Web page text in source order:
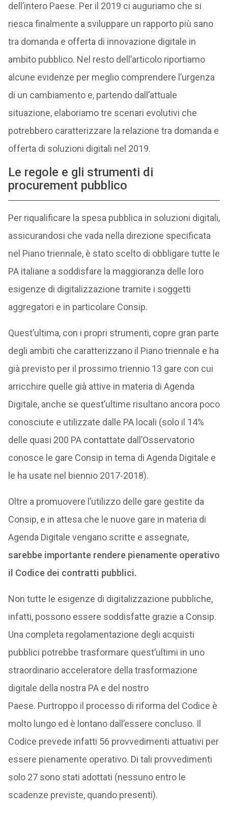
dell’intero Paese. Per il 2019 ci auguriamo che si
riesca finalmente a sviluppare un rapporto più sano
tra domanda e offerta di innovazione digitale in
ambito pubblico. Nel resto dell’articolo riportiamo
alcune evidenze per meglio comprendere l’urgenza
di un cambiamento e, partendo dall’attuale
situazione, elaboriamo tre scenari evolutivi che
potrebbero caratterizzare la relazione tra domanda e
offerta di soluzioni digitali nel 2019.
Le regole e gli strumenti di
procurement pubblico
Per riqualificare la spesa pubblica in soluzioni digitali,
assicurandosi che vada nella direzione specificata
nel Piano triennale, è stato scelto di obbligare tutte le
PA italiane a soddisfare la maggioranza delle loro
esigenze di digitalizzazione tramite i soggetti
aggregatori e in particolare Consip.
Quest’ultima, con i propri strumenti, copre gran parte
degli ambiti che caratterizzano il Piano triennale e ha
già previsto per il prossimo triennio 13 gare con cui
arricchire quelle già attive in materia di Agenda
Digitale, anche se quest’ultime risultano ancora poco
conosciute e utilizzate dalle PA locali (solo il 14%
delle quasi 200 PA contattate dall’Osservatorio
conosce le gare Consip in tema di Agenda Digitale e
le ha usate nel biennio 2017-2018).
Oltre a promuovere l’utilizzo delle gare gestite da
Consip, e in attesa che le nuove gare in materia di
Agenda Digitale vengano scritte e assegnate,
sarebbe importante rendere pienamente operativo
il Codice dei contratti pubblici.
Non tutte le esigenze di digitalizzazione pubbliche,
infatti, possono essere soddisfatte grazie a Consip.
Una completa regolamentazione degli acquisti
pubblici potrebbe trasformare quest’ultimi in uno
straordinario acceleratore della trasformazione
digitale della nostra PA e del nostro
Paese. Purtroppo il processo di riforma del Codice è
molto lungo ed è lontano dall’essere concluso. Il
Codice prevede infatti 56 provvedimenti attuativi per
essere pienamente operativo. Di tali provvedimenti
solo 27 sono stati adottati (nessuno entro le
scadenze previste, quando presenti).